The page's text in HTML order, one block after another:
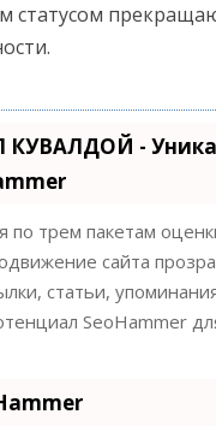
статусом
КУВАЛДОЙ -
по трем пакетам
сайта
статьи,
SeoHammer